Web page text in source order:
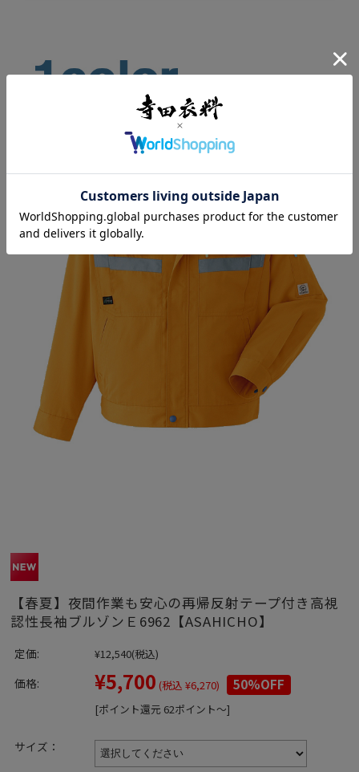
【春夏】夜間作業も安心の再帰反射テープ付き高視
認性長袖ブルゾンＥ6962【ASAHICHO】
定価: ¥12,540(税込)
価格: ¥5,700 (税込 ¥6,270) 50%OFF
[ポイント還元 62ポイント～]
サイズ：